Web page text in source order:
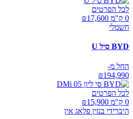
לכל הפרטים
0 ק"מ ₪
17,600
חשמלי
BYD סיל U
החל מ-
₪194,990
לכל הפרטים
0 ק"מ ₪
15,900
היברידי בנזין פלאג אין